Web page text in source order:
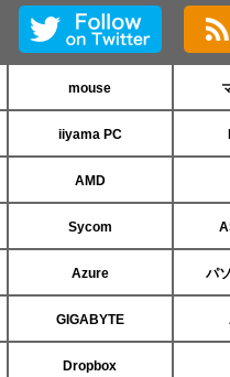
mouse
iiyama PC
AMD
Sycom
Azure パ
GIGABYTE
Dropbox